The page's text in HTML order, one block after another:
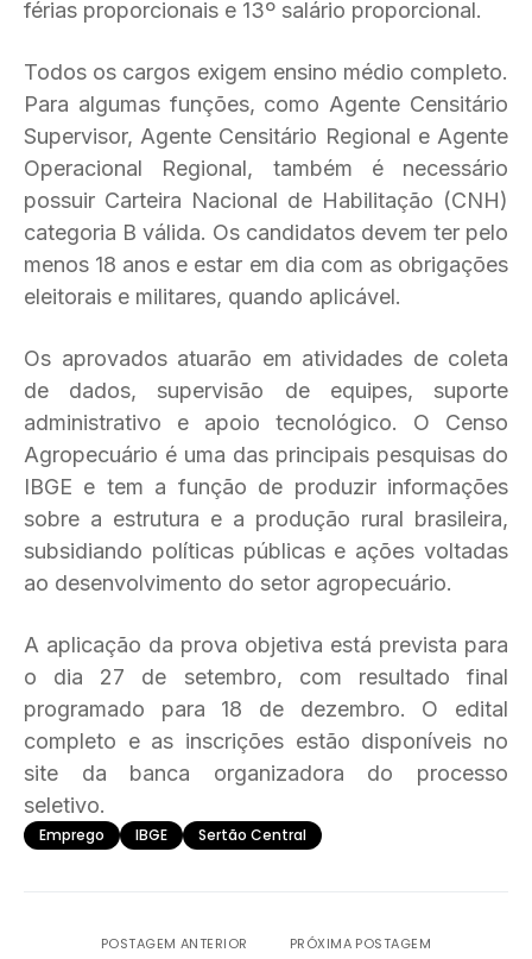
férias proporcionais e 13º salário proporcional.
Todos os cargos exigem ensino médio completo.
Para algumas funções, como Agente Censitário
Supervisor, Agente Censitário Regional e Agente
Operacional Regional, também é necessário
possuir Carteira Nacional de Habilitação (CNH)
categoria B válida. Os candidatos devem ter pelo
menos 18 anos e estar em dia com as obrigações
eleitorais e militares, quando aplicável.
Os aprovados atuarão em atividades de coleta
de dados, supervisão de equipes, suporte
administrativo e apoio tecnológico. O Censo
Agropecuário é uma das principais pesquisas do
IBGE e tem a função de produzir informações
sobre a estrutura e a produção rural brasileira,
subsidiando políticas públicas e ações voltadas
ao desenvolvimento do setor agropecuário.
A aplicação da prova objetiva está prevista para
o dia 27 de setembro, com resultado final
programado para 18 de dezembro. O edital
completo e as inscrições estão disponíveis no
site da banca organizadora do processo
seletivo.
Emprego IBGE Sertão Central
POSTAGEM ANTERIOR PRÓXIMA POSTAGEM